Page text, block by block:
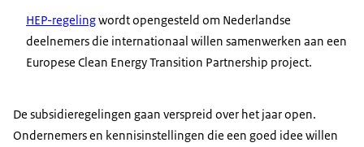
HEP-regelingwordt opengesteld om Nederlandse
deelnemers die internationaal willen samenwerken aan een
Europese Clean Energy Transition Partnership project.
De subsidieregelingen gaan verspreid over het jaar open.
Ondernemers en kennisinstellingen die een goed idee willen